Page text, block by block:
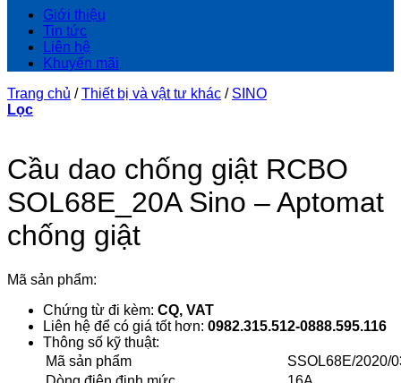
Giới thiệu
Tin tức
Liên hệ
Khuyến mãi
Trang chủ / Thiết bị và vật tư khác / SINO
Lọc
Cầu dao chống giật RCBO
SOL68E_20A Sino – Aptomat
chống giật
Mã sản phẩm:
Chứng từ đi kèm: CQ, VAT
Liên hệ để có giá tốt hơn: 0982.315.512-0888.595.116
Thông số kỹ thuật:
Mã sản phẩm
SSOL68E/2020/